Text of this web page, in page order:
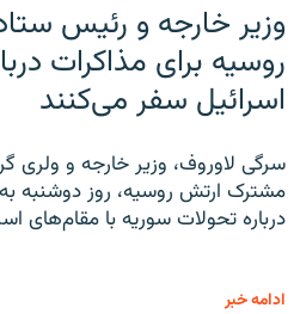
وزیر خارجه و رئیس‌
روسیه برای مذاکرات
اسرائیل سفر می‌کنند
سرگی لاوروف، وزیر خارجه و ولری
مشترک ارتش روسیه، روز دوشنبه به
درباره تحولات سوریه با مقام‌های
ادامه خبر